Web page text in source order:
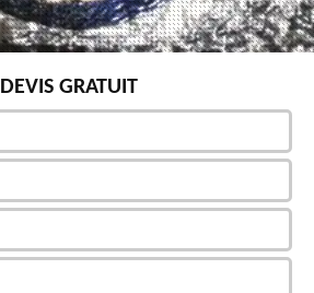
DEVIS GRATUIT